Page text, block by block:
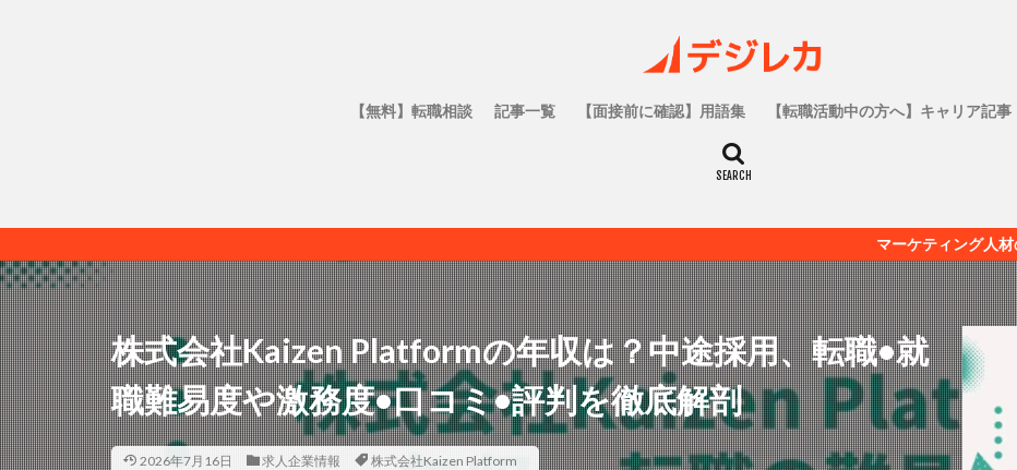
【無料】転職相談 記事一覧 【面接前に確認】用語集 【転職活動中の方へ】キャリア記事
マーケティング人材の為の転職メデ
株式会社Kaizen Platformの年収は？中途採用、転職•就
職難易度や激務度•口コミ•評判を徹底解剖
2026年7月16日 求人企業情報 株式会社Kaizen Platform